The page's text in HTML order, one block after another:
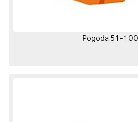
Pogoda 51-100